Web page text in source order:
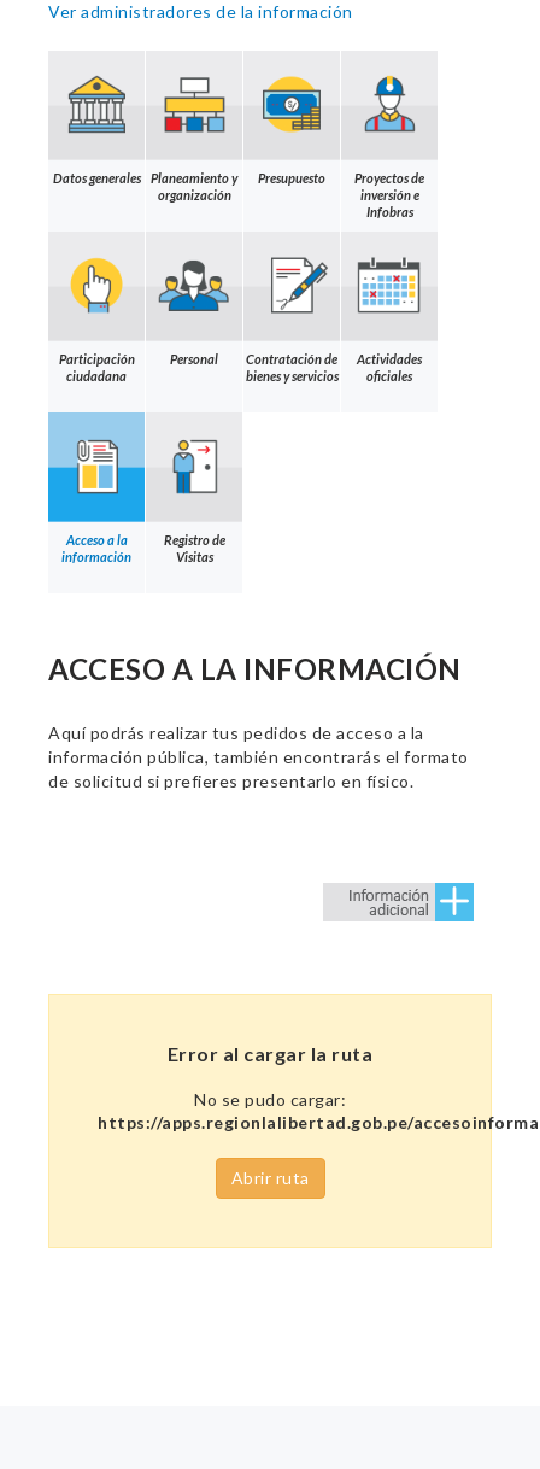
Ver administradores de la información
Datos generales
Planeamiento y
organización
Presupuesto
Proyectos de
inversión e
Infobras
Participación
ciudadana
Personal
Contratación de
bienes y servicios
Actividades
oficiales
Acceso a la
información
Registro de
Visitas
ACCESO A LA INFORMACIÓN
Aquí podrás realizar tus pedidos de acceso a la
información pública, también encontrarás el formato
de solicitud si prefieres presentarlo en físico.
Error al cargar la ruta
No se pudo cargar:
https://apps.regionlalibertad.gob.pe/
Abrir ruta